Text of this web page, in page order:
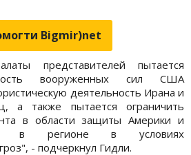
Bigmir)net
представителей пытается
вооруженных сил США
деятельность Ирана и
а также пытается ограничить
в области защиты Америки и
в регионе в условиях
- подчеркнул Гидли.